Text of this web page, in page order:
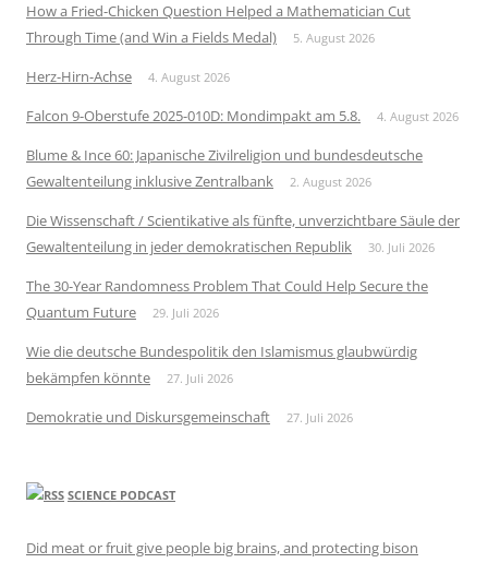
How a Fried-Chicken Question Helped a Mathematician Cut
Through Time (and Win a Fields Medal)
5. August 2026
Herz-Hirn-Achse 4. August 2026
Falcon 9-Oberstufe 2025-010D: Mondimpakt am 5.8. 4. August 2026
Blume & Ince 60: Japanische Zivilreligion und bundesdeutsche
Gewaltenteilung inklusive Zentralbank
2. August 2026
Die Wissenschaft / Scientikative als fünfte, unverzichtbare Säule der
Gewaltenteilung in jeder demokratischen Republik
30. Juli 2026
The 30-Year Randomness Problem That Could Help Secure the
Quantum Future
29. Juli 2026
Wie die deutsche Bundespolitik den Islamismus glaubwürdig
bekämpfen könnte
27. Juli 2026
Demokratie und Diskursgemeinschaft 27. Juli 2026
SCIENCE PODCAST
Did meat or fruit give people big brains, and protecting bison